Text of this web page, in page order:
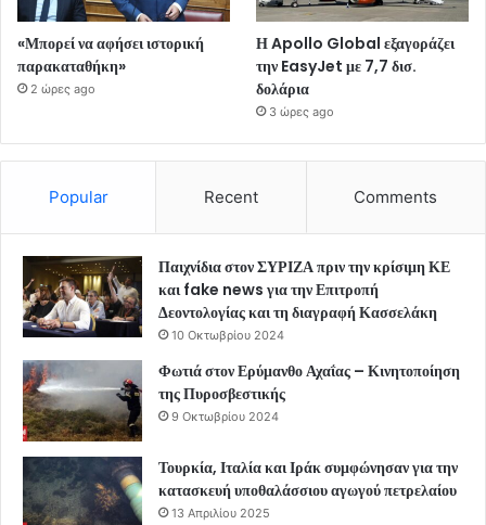
«Μπορεί να αφήσει ιστορική
παρακαταθήκη»
2 ώρες ago
Η Apollo Global εξαγοράζει
την EasyJet με 7,7 δισ.
δολάρια
3 ώρες ago
Popular Recent Comments
Παιχνίδια στον ΣΥΡΙΖΑ πριν την κρίσιμη ΚΕ
και fake news για την Επιτροπή
Δεοντολογίας και τη διαγραφή Κασσελάκη
10 Οκτωβρίου 2024
Φωτιά στον Ερύμανθο Αχαΐας – Κινητοποίηση
της Πυροσβεστικής
9 Οκτωβρίου 2024
Τουρκία, Ιταλία και Ιράκ συμφώνησαν για την
κατασκευή υποθαλάσσιου αγωγού πετρελαίου
13 Απριλίου 2025